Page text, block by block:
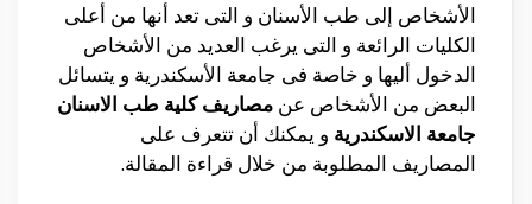
الأشخاص إلى طب الأسنان و التى تعد أنها من أعلى
الكليات الرائعة و التى يرغب العديد من الأشخاص
الدخول أليها و خاصة فى جامعة الأسكندرية و يتسائل
البعض من الأشخاص عن مصاريف كلية طب الاسنان
جامعة الاسكندرية و يمكنك أن تتعرف على
المصاريف المطلوبة من خلال قراءة المقالة.